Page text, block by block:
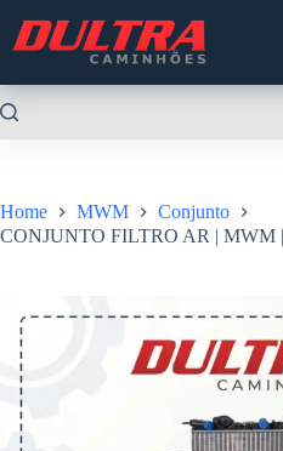
para
Home MWM
Conjunto
CONJUNTO FILTRO AR | MWM |